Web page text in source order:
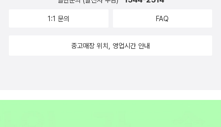
1:1 문의 FAQ
중고매장 위치, 영업시간 안내